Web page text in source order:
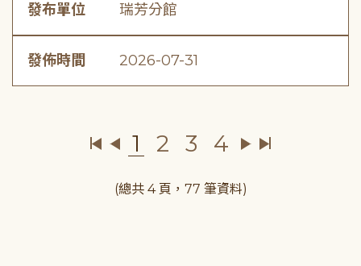
發布單位 瑞芳分館
發佈時間 2026-07-31
1 2 3 4
(總共 4 頁，77 筆資料)